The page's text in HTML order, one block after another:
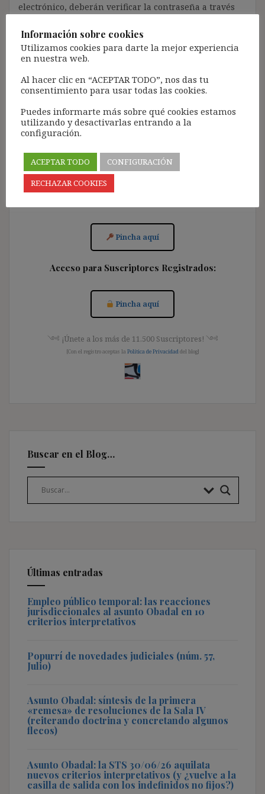
electrónico, deberán verificar la contraseña a través
registrado (según los casos, es posible que tengan que
revisar la bandeja de «Spam»).
Más de 11.500 personas ya se han suscrito.
Lamento los inconvenientes que este trámite pueda
causar.
[Con el registro aceptas la política de privacidad del
blog: https://ignasibeltran.com/politica-de-privacidad/]
Pincha aquí
Acceso para Suscriptores Registrados:
Pincha aquí
༺ ¡Únete a los más de 11.500 Suscriptores! ༺
[Con el registro aceptas la Política de Privacidad del blog]
Buscar en el Blog…
Últimas entradas
Empleo público temporal: las reacciones
jurisdiccionales al asunto Obadal en 10
criterios interpretativos
Popurrí de novedades judiciales (núm. 57,
Julio)
Asunto Obadal: síntesis de la primera
«remesa» de resoluciones de la Sala IV
(reiterando doctrina y concretando algunos
flecos)
Asunto Obadal: la STS 30/06/26 aquilata
nuevos criterios interpretativos (y ¿vuelve a la
casilla de salida con los indefinidos no fijos?)
Información sobre cookies
Utilizamos cookies para darte la mejor experiencia
en nuestra web.
Al hacer clic en “ACEPTAR TODO”, nos das tu
consentimiento para usar todas las cookies.
Puedes informarte más sobre qué cookies estamos
utilizando y desactivarlas entrando a la
configuración.
ACEPTAR TODO
CONFIGURACIÓN
RECHAZAR COOKIES